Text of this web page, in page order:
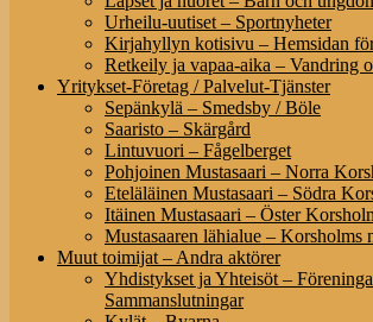
Urheilu-uutiset – Sportnyheter
Kirjahyllyn kotisivu – Hemsidan
Retkeily ja vapaa-aika – Vandring
Yritykset-Företag / Palvelut-Tjänster
Sepänkylä – Smedsby / Böle
Saaristo – Skärgård
Lintuvuori – Fågelberget
Pohjoinen Mustasaari – Norra
Eteläläinen Mustasaari – Södra
Itäinen Mustasaari – Öster
Mustasaaren lähialue – Korsholms
Muut toimijat – Andra aktörer
Yhdistykset ja Yhteisöt –
Sammanslutningar